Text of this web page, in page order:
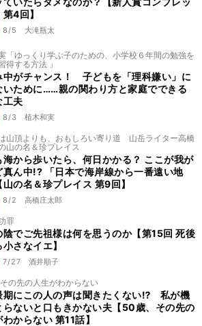
4回】
8/5 大滝瓶太
「ゆっくり学ぶ子のための、小学校６年間の勉強を
得する方法 」
中がチャンス！ 子どもを「理科嫌い」に
いために……親の関わり方と家庭でできる
工夫
8/3 植木和実
山頂よりも、おもしろい寄り道 山岳ライター高橋
山の名＆珍プレイス
海から歩いたら、何日かかる？ ここが我が
真ん中!? 「日本で海岸線から一番遠い地
山の名＆珍プレイス 第9回】
8/2 高橋庄太郎
罪
陰でご先祖様は何を思うのか【第15回 死後
さなイエ】
7/27 酒井順子
の先の人生がわからない
期にこの人の声は聞きたくない⁉ 私が機
らないと口もきかない夫【50歳、その先の
わからない 第11話】